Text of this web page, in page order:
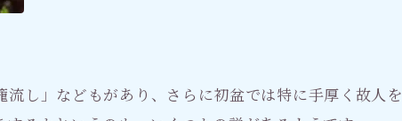
し」などもがあり、さらに初盆では特に手厚く故人を